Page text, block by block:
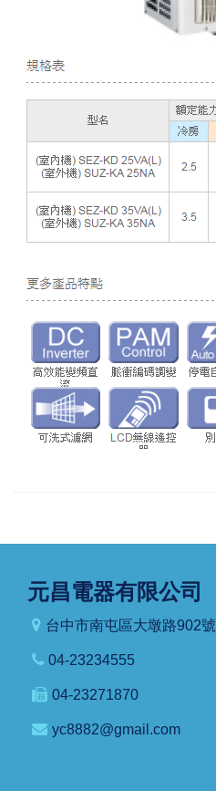
元昌電器有限公司
台中市南屯區大墩路902號
04-23234555
04-23271870
yc8882@gmail.com